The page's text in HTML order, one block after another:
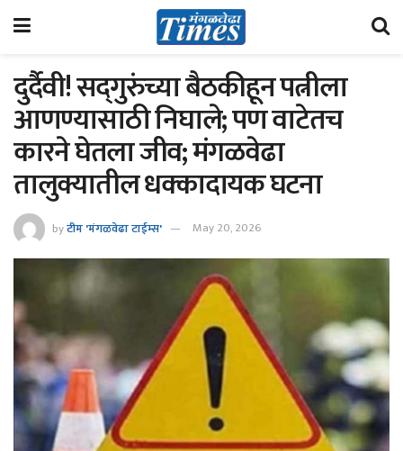
दुर्दैवी! सद्‌गुरुंच्या बैठकीहून पत्नीला
आणण्यासाठी निघाले; पण वाटेतच
कारने घेतला जीव; मंगळवेढा
तालुक्यातील धक्कादायक घटना
byटीम 'मंगळवेढा टाईम्स' May 20, 2026